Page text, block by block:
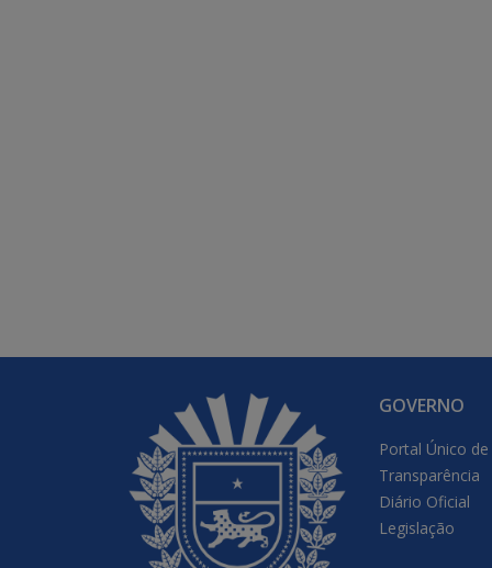
GOVERNO
Portal Único
Transparência
Diário Oficial
Legislação